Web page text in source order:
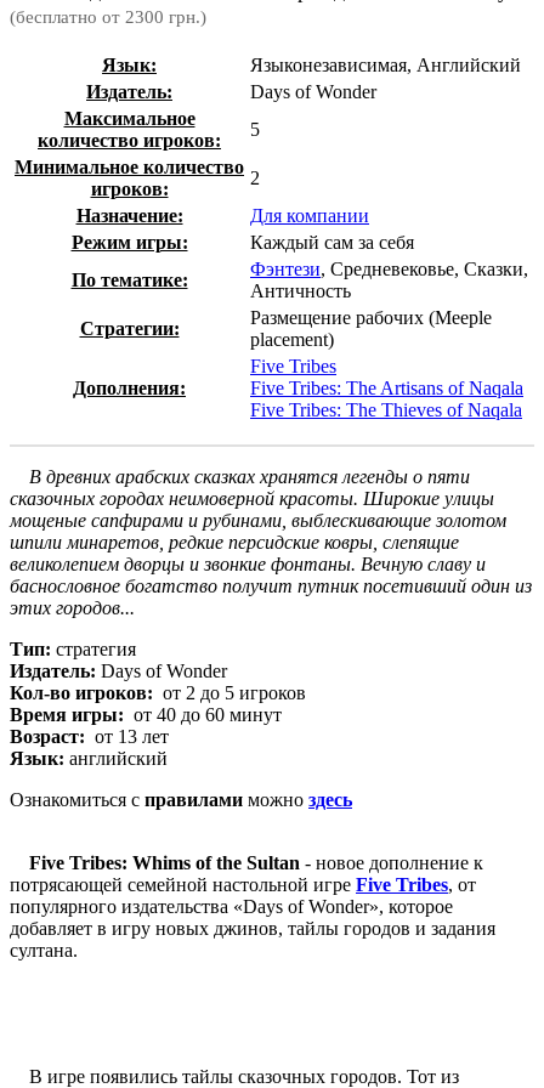
(бесплатно от 2300 грн.)
Язык:
Языконезависимая, Английский
Издатель:
Days of Wonder
Максимальное
количество игроков:
5
Минимальное количество
игроков:
2
Назначение:
Для компании
Режим игры:
Каждый сам за себя
По тематике:
Фэнтези, Средневековье, Сказки,
Античность
Стратегии:
Размещение рабочих (Meeple
placement)
Дополнения:
Five Tribes
Five Tribes: The Artisans of Naqala
Five Tribes: The Thieves of Naqala
В древних арабских сказках хранятся легенды о пяти
сказочных городах неимоверной красоты. Широкие улицы
мощеные сапфирами и рубинами, выблескивающие золотом
шпили минаретов, редкие персидские ковры, слепящие
великолепием дворцы и звонкие фонтаны. Вечную славу и
баснословное богатство получит путник посетивший один из
этих городов...
Тип: стратегия
Издатель: Days of Wonder
Кол-во игроков: от 2 до 5 игроков
Время игры: от 40 до 60 минут
Возраст: от 13 лет
Язык: английский
Ознакомиться с правилами можно здесь
Five Tribes: Whims of the Sultan - новое дополнение к
потрясающей семейной настольной игре Five Tribes, от
популярного издательства «Days of Wonder», которое
добавляет в игру новых джинов, тайлы городов и задания
султана.
В игре появились тайлы сказочных городов. Тот из